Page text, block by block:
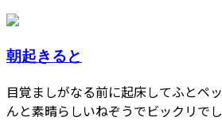
朝起きると
目覚ましがなる前に起床してふとペ
んと素晴らしいねぞうでビックリで